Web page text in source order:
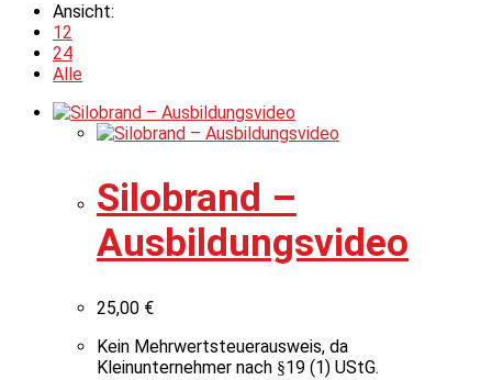
Ansicht:
12
24
Alle
Silobrand –
Ausbildungsvideo
25,00 €
Kein Mehrwertsteuerausweis, da
Kleinunternehmer nach §19 (1) UStG.